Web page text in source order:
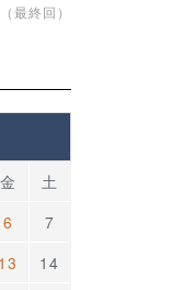
最終回）
金
土
6
7
13
14